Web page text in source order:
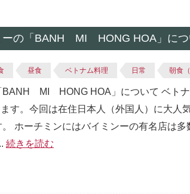
ーの「BANH MI HONG HOA」につ
昼食 ベトナム料理 日常 朝食
BANH MI HONG HOA」について ベト
す。今回は在住日本人（外国人）に大人
ホーチミンにはバイミンーの有名店は
続きを読む